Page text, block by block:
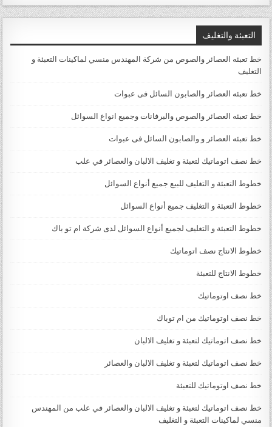
التعبئة والتغليف
خط تعبئه العصائر والصوص من شركة المهندس منسي لماكينات التعبئة و
التغليف
خط تعبئه العصائر والصابون السائل فى عبوات
خط تعبئه العصائر والصوص والبرفانات وجميع انواع السوائل
خط تعبئه العصائر و والصابون السائل فى عبوات
خط نصف اتوماتيك لتعبئة و تغليف الالبان والعصائر في علب
خطوط التعبئة و التغليف للبيع جميع أنواع السوائل
خطوط التعبئة و التغليف جميع أنواع السوائل
خطوط التعبئة و التغليف لجميع أنواع السوائل لدى شركة ام تو باك
خطوط الانتاج نصف اتوماتيك
خطوط الانتاج للتعبئة
خط نصف اوتوماتيك
خط نصف اوتوماتيك من ام توباك
خط نصف اتوماتيك لتعبئة و تغليف الالبان
خط نصف اتوماتيك لتعبئة و تغليف الالبان والعصائر
خط نصف اوتوماتيك للتعبئة
خط نصف اتوماتيك لتعبئة و تغليف الالبان والعصائر في علب من المهندس
منسي لماكينات التعبئة و التغليف